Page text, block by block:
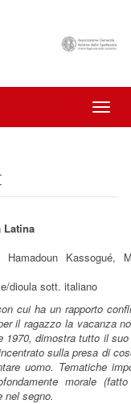
Toggle
Latina
Kassogué,
dioula sott. italiano
cui ha un rapporto
il ragazzo la vacanza
dimostra tutto il suo
sulla presa di
uomo. Tematiche
morale
nel segno.